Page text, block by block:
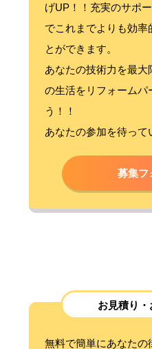
げUP！！充実のサポ
でこれまでよりも効率
とができます。
あなたの技術力を最大
の生活をリフォームパ
う！！
あなたの参加を待って
募集フ
お見積り
無料で簡単にあなた